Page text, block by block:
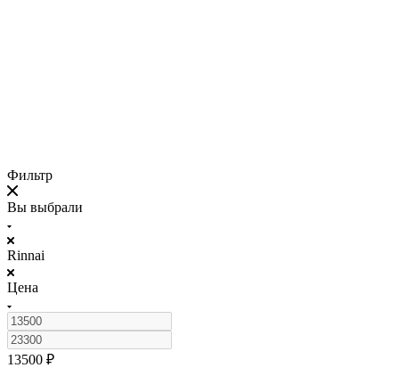
Фильтр
Вы выбрали
Rinnai
Цена
13500 ₽